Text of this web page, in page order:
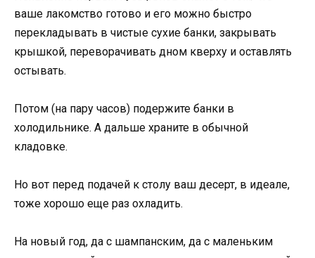
ваше лакомство готово и его можно быстро
перекладывать в чистые сухие банки, закрывать
крышкой, переворачивать дном кверху и оставлять
остывать.
Потом (на пару часов) подержите банки в
холодильнике. А дальше храните в обычной
кладовке.
Но вот перед подачей к столу ваш десерт, в идеале,
тоже хорошо еще раз охладить.
На новый год, да с шампанским, да с маленьким